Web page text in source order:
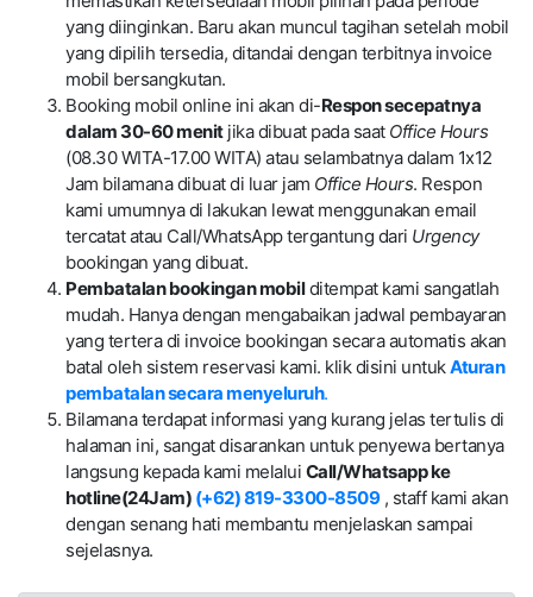
yang diinginkan. Baru akan muncul tagihan setelah mobil
yang dipilih tersedia, ditandai dengan terbitnya invoice
mobil bersangkutan.
Booking mobil online ini akan di-Respon secepatnya
dalam 30-60 menitjika dibuat pada saat Office Hours
(08.30 WITA-17.00 WITA) atau selambatnya dalam 1x12
Jam bilamana dibuat di luar jam Office Hours. Respon
kami umumnya di lakukan lewat menggunakan email
tercatat atau Call/WhatsApp tergantung dari Urgency
bookingan yang dibuat.
Pembatalan bookingan mobilditempat kami sangatlah
mudah. Hanya dengan mengabaikan jadwal pembayaran
yang tertera di invoice bookingan secara automatis akan
batal oleh sistem reservasi kami. klik disini untukAturan
pembatalan secara menyeluruh.
Bilamana terdapat informasi yang kurang jelas tertulis di
halaman ini, sangat disarankan untuk penyewa bertanya
langsung kepada kami melalui Call/Whatsapp ke
hotline(24Jam) (+62) 819-3300-8509, staff kami akan
dengan senang hati membantu menjelaskan sampai
sejelasnya.